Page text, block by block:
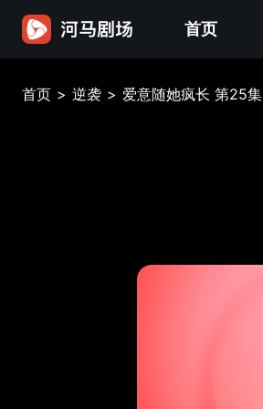
首页
首页 > 逆袭 > 爱意随她疯长 第25集